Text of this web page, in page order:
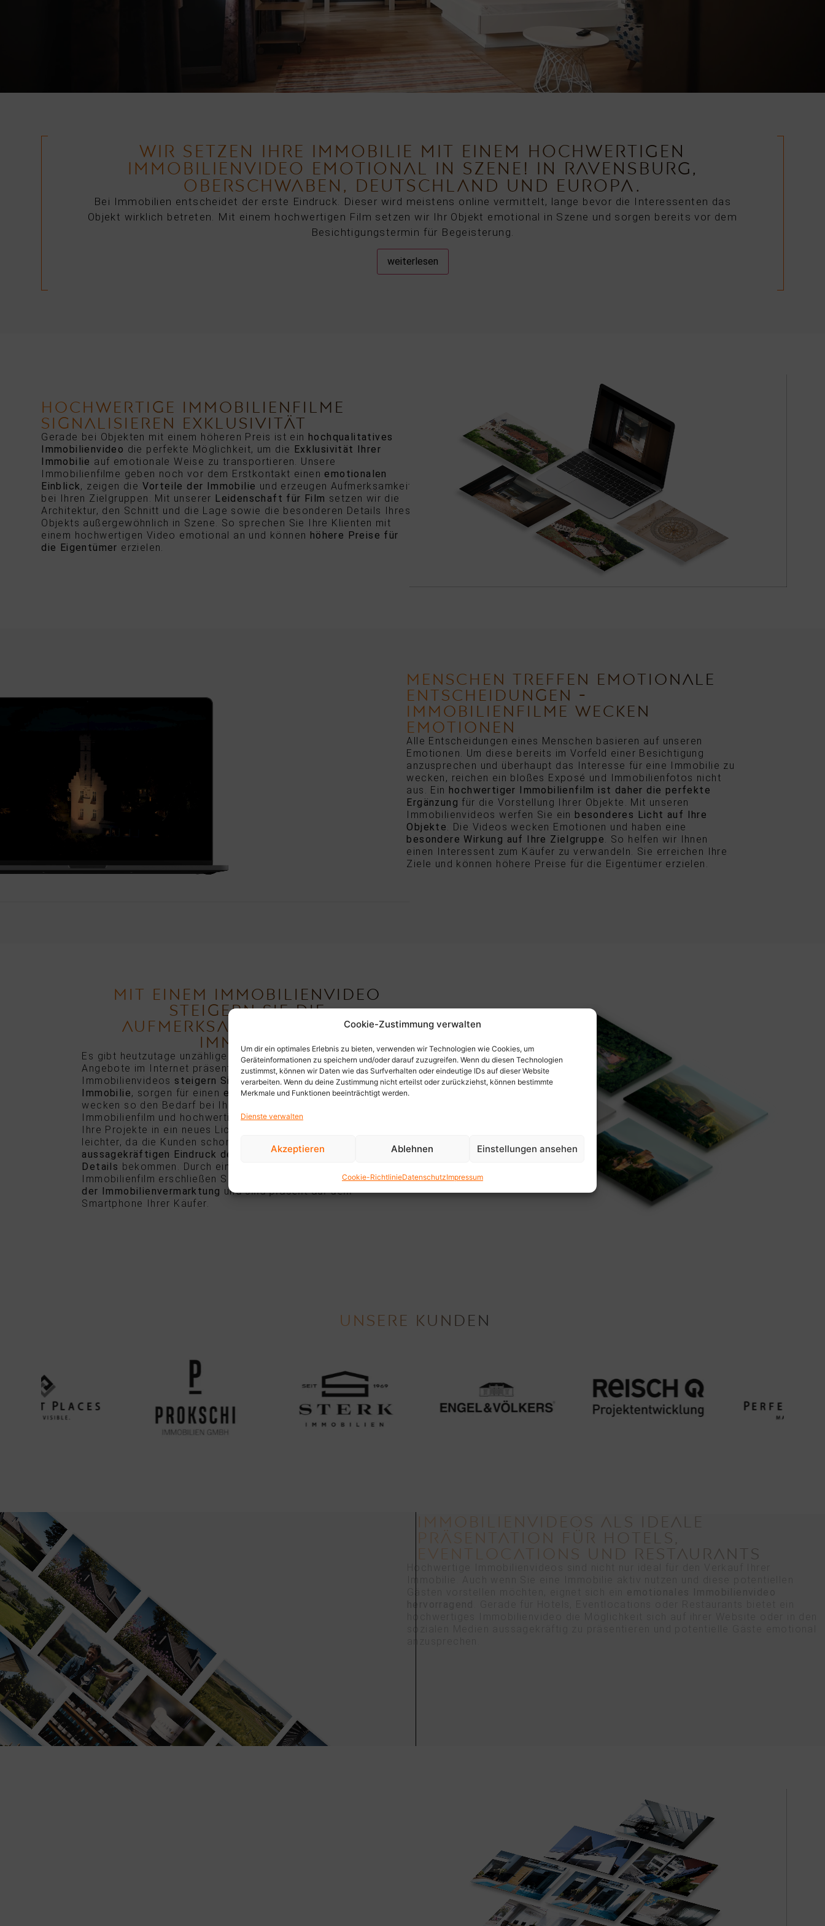
Cookie-Zustimmung verwalten
Um dir ein optimales Erlebnis zu bieten, verwenden wir Technologien wie Cookies, um
Geräteinformationen zu speichern und/oder darauf zuzugreifen. Wenn du diesen Technologien
zustimmst, können wir Daten wie das Surfverhalten oder eindeutige IDs auf dieser Website
verarbeiten. Wenn du deine Zustimmung nicht erteilst oder zurückziehst, können bestimmte
Merkmale und Funktionen beeinträchtigt werden.
Dienste verwalten
Akzeptieren Ablehnen Einstellungen ansehen
Cookie-RichtlinieDatenschutzImpressum
WIR SETZEN IHRE IMMOBILIE MIT EINEM HOCHWERTIGEN
IMMOBILIENVIDEO EMOTIONAL IN SZENE! IN RAVENSBURG,
OBERSCHWABEN, DEUTSCHLAND UND EUROPA.
Bei Immobilien entscheidet der erste Eindruck. Dieser wird meistens online vermittelt, lange bevor die Interessenten das
Objekt wirklich betreten. Mit einem hochwertigen Film setzen wir Ihr Objekt emotional in Szene und sorgen bereits vor dem
Besichtigungstermin für Begeisterung.
weiterlesen
HOCHWERTIGE IMMOBILIENFILME
SIGNALISIEREN EXKLUSIVITÄT
Gerade bei Objekten mit einem höheren Preis ist einhochqualitatives
Immobilienvideo die perfekte Möglichkeit, um die Exklusivität Ihrer
Immobilie auf emotionale Weise zu transportieren. Unsere
Immobilienfilme geben noch vor dem Erstkontakt einen emotionalen
Einblick, zeigen die Vorteile der Immobilie und erzeugen Aufmerksamkeit
bei Ihren Zielgruppen. Mit unserer Leidenschaft für Film setzen wir die
Architektur, den Schnitt und die Lage sowie die besonderen Details Ihres
Objekts außergewöhnlich in Szene. So sprechen Sie Ihre Klienten mit
einem hochwertigen Video emotional an und können höhere Preise für
die Eigentümer erzielen.
MENSCHEN TREFFEN EMOTIONALE
ENTSCHEIDUNGEN -
IMMOBILIENFILME WECKEN
EMOTIONEN
Alle Entscheidungen eines Menschen basieren auf unseren
Emotionen. Um diese bereits im Vorfeld einer Besichtigung
anzusprechen und überhaupt das Interesse für eine Immobilie zu
wecken, reichen ein bloßes Exposé und Immobilienfotos nicht
aus. Ein hochwertiger Immobilienfilm ist daher die perfekte
Ergänzung für die Vorstellung Ihrer Objekte. Mit unseren
Immobilienvideos werfen Sie ein besonderes Licht auf Ihre
Objekte. Die Videos wecken Emotionen und haben eine
besondere Wirkung auf Ihre Zielgruppe. So helfen wir Ihnen
einen Interessent zum Käufer zu verwandeln. Sie erreichen Ihre
Ziele und können höhere Preise für die Eigentümer erzielen.
MIT EINEM IMMOBILIENVIDEO
STEIGERN SIE DIE
AUFMERKSAMKEIT FÜR IHRE
IMMOBILIE
Es gibt heutzutage unzählige Immobilienmakler, die Ihre
Angebote im Internet präsentieren. Mit unseren
Immobilienvideos steigern Sie die Aufmerksamkeit Ihrer
Immobilie, sorgen für einen emotionalen ersten Eindruckund
wecken so den Bedarf bei Ihren Kunden. Mit einem emotionalen
Immobilienfilm und hochwertigen Immobilienfotos rücken Sie
Ihre Projekte in ein neues Licht und machen sich Ihre Arbeit
leichter, da die Kunden schon vor der Besichtigung einen
aussagekräftigen Eindruck der Immobilie und aller wichtigen
Details bekommen. Durch einen dynamisch geschnittenen
Immobilienfilm erschließen Sie
Social Media als neues Medium
der Immobilienvermarktung und sind präsent auf dem
Smartphone Ihrer Käufer.
UNSERE KUNDEN
IMMOBILIENVIDEOS ALS IDEALE
PRÄSENTATION FÜR HOTELS,
EVENTLOCATIONS UND RESTAURANTS